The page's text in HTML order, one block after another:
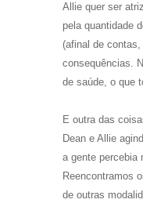
Allie quer ser
pela quantidade
(afinal de
consequências.
de saúde, o que
E outra das
Dean e Allie
a gente percebia
Reencontramos
de outras